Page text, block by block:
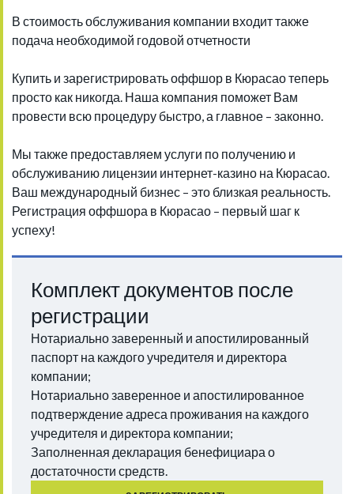
В стоимость обслуживания компании входит также
подача необходимой годовой отчетности
Купить и зарегистрировать оффшор в Кюрасао теперь
просто как никогда. Наша компания поможет Вам
провести всю процедуру быстро, а главное – законно.
Мы также предоставляем услуги по получению и
обслуживанию лицензии интернет-казино на Кюрасао.
Ваш международный бизнес – это близкая реальность.
Регистрация оффшора в Кюрасао – первый шаг к
успеху!
Комплект документов после
регистрации
Нотариально заверенный и апостилированный
паспорт на каждого учредителя и директора
компании;
Нотариально заверенное и апостилированное
подтверждение адреса проживания на каждого
учредителя и директора компании;
Заполненная декларация бенефициара о
достаточности средств.